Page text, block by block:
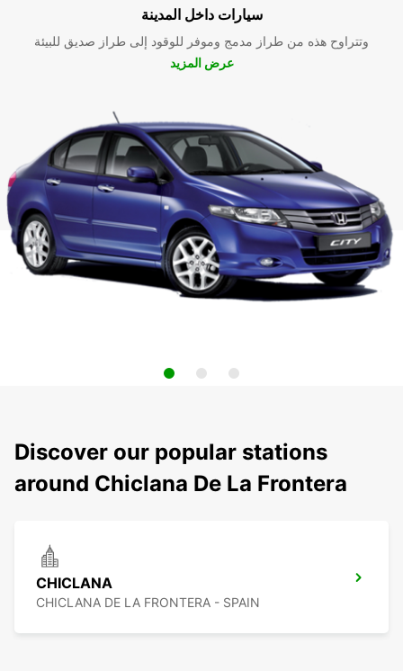
سيارات داخل المدينة
وتتراوح هذه من طراز مدمج وموفر للوقود إلى طراز صديق للبيئة
عرض المزيد
Discover our popular stations
around Chiclana De La Frontera
CHICLANA
CHICLANA DE LA FRONTERA - SPAIN